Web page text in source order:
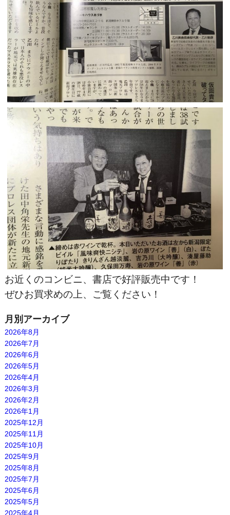
お近くのコンビニ、書店で好評販売中です！
ぜひお買求めの上、ご覧ください！
月別アーカイブ
2026年8月
2026年7月
2026年6月
2026年5月
2026年4月
2026年3月
2026年2月
2026年1月
2025年12月
2025年11月
2025年10月
2025年9月
2025年8月
2025年7月
2025年6月
2025年5月
2025年4月